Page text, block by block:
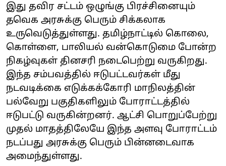
இது தவிர சட்டம் ஒழுங்கு பிரச்சினையும்
தவெக அரசுக்கு பெரும் சிக்கலாக
உருவெடுத்துள்ளது. தமிழ்நாட்டில் கொலை,
கொள்ளை, பாலியல் வன்கொடுமை போன்ற
நிகழ்வுகள் தினசரி நடைபெற்று வருகிறது.
இந்த சம்பவத்தில் ஈடுபட்டவர்கள் மீது
நடவடிக்கை எடுக்கக்கோரி மாநிலத்தின்
பல்வேறு பகுதிகளிலும் போராட்டத்தில்
ஈடுபட்டு வருகின்றனர். ஆட்சி பொறுப்பேற்று
முதல் மாதத்திலேயே இந்த அளவு போராட்டம்
நடப்பது அரசுக்கு பெரும் பின்னடைவாக
அமைந்துள்ளது.